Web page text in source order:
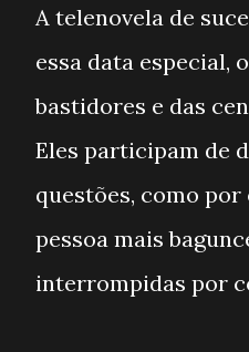
A telenovela de
essa data especial,
bastidores e das
Eles participam de
questões, como por
pessoa mais
interrompidas por